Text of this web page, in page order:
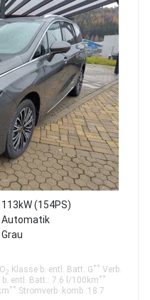
113kW (154PS)
Automatik
Grau
2 Klasse b. entl. Batt.:G ** Verb.
b. entl. Batt.: 7.6 l/100km **
** Stromverb .komb.:18.7